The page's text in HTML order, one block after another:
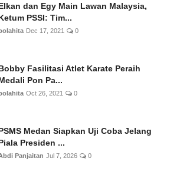
dan Egy Main Lawan Malaysia,
PSSI: Tim...
Dec 17, 2021 0
Fasilitasi Atlet Karate Peraih
Pon Pa...
Oct 26, 2021 0
Medan Siapkan Uji Coba Jelang
Presiden ...
Panjaitan Jul 7, 2026 0